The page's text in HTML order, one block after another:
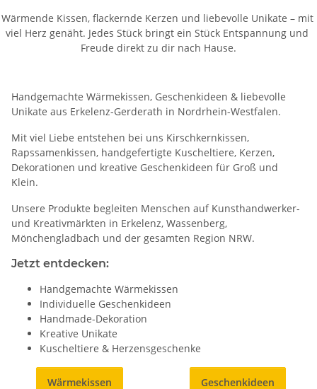
Wärmende Kissen, flackernde Kerzen und liebevolle Unikate – mit
viel Herz genäht. Jedes Stück bringt ein Stück Entspannung und
Freude direkt zu dir nach Hause.
Handgemachte Wärmekissen, Geschenkideen & liebevolle
Unikate aus Erkelenz-Gerderath in Nordrhein-Westfalen.
Mit viel Liebe entstehen bei uns Kirschkernkissen,
Rapssamenkissen, handgefertigte Kuscheltiere, Kerzen,
Dekorationen und kreative Geschenkideen für Groß und
Klein.
Unsere Produkte begleiten Menschen auf Kunsthandwerker-
und Kreativmärkten in Erkelenz, Wassenberg,
Mönchengladbach und der gesamten Region NRW.
Jetzt entdecken:
Handgemachte Wärmekissen
Individuelle Geschenkideen
Handmade-Dekoration
Kreative Unikate
Kuscheltiere & Herzensgeschenke
Wärmekissen Geschenkideen